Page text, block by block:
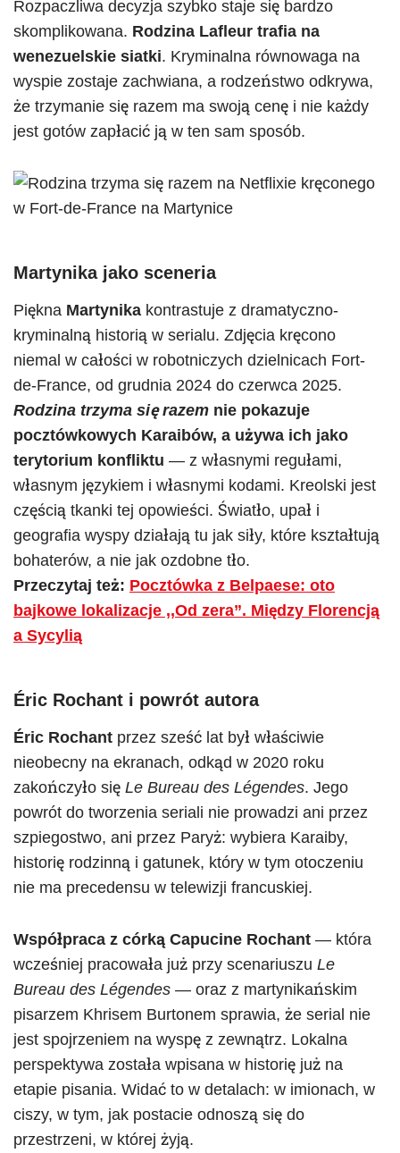
Rozpaczliwa decyzja szybko staje się bardzo
skomplikowana. Rodzina Lafleur trafia na
wenezuelskie siatki. Kryminalna równowaga na
wyspie zostaje zachwiana, a rodzeństwo odkrywa,
że trzymanie się razem ma swoją cenę i nie każdy
jest gotów zapłacić ją w ten sam sposób.
Martynika jako sceneria
Piękna Martynika kontrastuje z dramatyczno-
kryminalną historią w serialu. Zdjęcia kręcono
niemal w całości w robotniczych dzielnicach Fort-
de-France, od grudnia 2024 do czerwca 2025.
Rodzina trzyma się razem nie pokazuje
pocztówkowych Karaibów, a używa ich jako
terytorium konfliktu — z własnymi regułami,
własnym językiem i własnymi kodami. Kreolski jest
częścią tkanki tej opowieści. Światło, upał i
geografia wyspy działają tu jak siły, które kształtują
bohaterów, a nie jak ozdobne tło.
Przeczytaj też: Pocztówka z Belpaese: oto
bajkowe lokalizacje ,,Od zera”. Między Florencją
a Sycylią
Éric Rochant i powrót autora
Éric Rochant przez sześć lat był właściwie
nieobecny na ekranach, odkąd w 2020 roku
zakończyło się Le Bureau des Légendes. Jego
powrót do tworzenia seriali nie prowadzi ani przez
szpiegostwo, ani przez Paryż: wybiera Karaiby,
historię rodzinną i gatunek, który w tym otoczeniu
nie ma precedensu w telewizji francuskiej.
Współpraca z córką Capucine Rochant — która
wcześniej pracowała już przy scenariuszu Le
Bureau des Légendes — oraz z martynikańskim
pisarzem Khrisem Burtonem sprawia, że serial nie
jest spojrzeniem na wyspę z zewnątrz. Lokalna
perspektywa została wpisana w historię już na
etapie pisania. Widać to w detalach: w imionach, w
ciszy, w tym, jak postacie odnoszą się do
przestrzeni, w której żyją.